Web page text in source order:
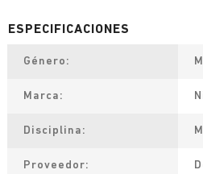
Género
Marca
Disciplina
Proveedor